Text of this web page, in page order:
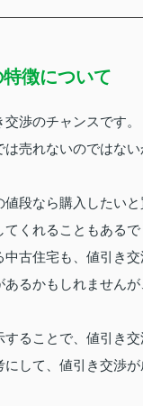
徴について
渉のチャンスです。
売れないのではな
段なら購入したいと
くれることもあるで
古住宅も、値引き交
るかもしれません
ることで、値引き交
して、値引き交渉